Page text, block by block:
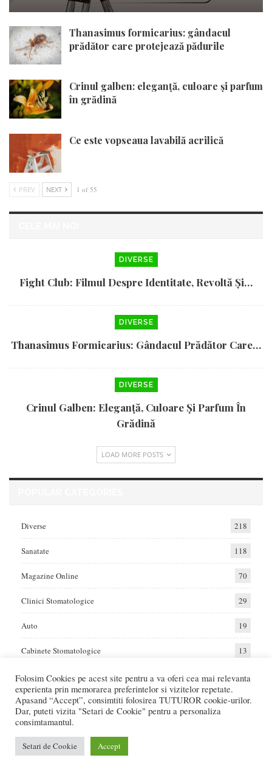
Thanasimus formicarius: gândacul
prădător care protejează pădurile
Crinul galben: eleganță, culoare și parfum
în grădină
Ce este vopseaua lavabilă acrilică
PREV NEXT 1 of 55
DIVERSE
Fight Club: Filmul Despre Identitate, Revoltă Și…
DIVERSE
Thanasimus Formicarius: Gândacul Prădător Care…
DIVERSE
Crinul Galben: Eleganță, Culoare Și Parfum În
Grădină
LOAD MORE POSTS
Diverse 218
Sanatate 118
Magazine Online 70
Clinici Stomatologice 29
Auto 19
Cabinete Stomatologice 13
Home Auto Diverse Sanatate
Va raportam cele mai bune oferte de servicii si produse din Romania. Recenzii
Online care va ajuta sa faceti cea mai buna alegere.
Folosim Cookies pe acest site pentru a va oferi cea mai relevanta
experienta prin memorarea preferintelor si vizitelor repetate.
Apasand “Accept”, consimtiti folosirea TUTUROR cookie-urilor.
Dar, puteti vizita "Setari de Cookie" pentru a personaliza
consimtamantul.
Setari de Cookie Accept